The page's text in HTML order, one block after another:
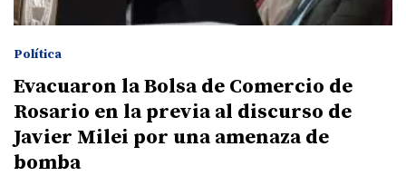
Política
Evacuaron la Bolsa de Comercio de
Rosario en la previa al discurso de
Javier Milei por una amenaza de
bomba